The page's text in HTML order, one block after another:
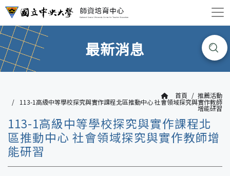
最新消息
首頁 推薦活動
113-1高級中等學校探究與實作課程北區推動中心 社會領域探究與實作教師
增能研習
113-1高級中等學校探究與實作課程北
區推動中心 社會領域探究與實作教師增
能研習